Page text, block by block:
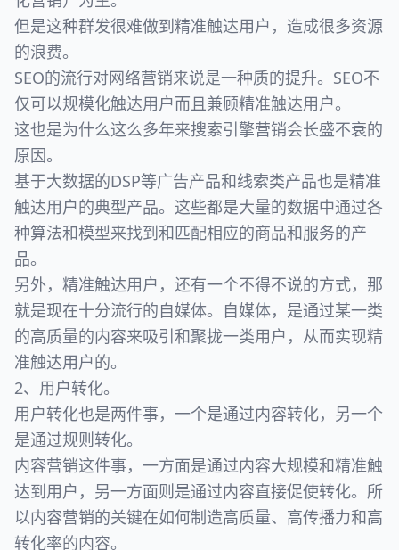
但是这种群发很难做到精准触达用户，造成很多资源
的浪费。
SEO的流行对网络营销来说是一种质的提升。SEO不
仅可以规模化触达用户而且兼顾精准触达用户。
这也是为什么这么多年来搜索引擎营销会长盛不衰的
原因。
基于大数据的DSP等广告产品和线索类产品也是精准
触达用户的典型产品。这些都是大量的数据中通过各
种算法和模型来找到和匹配相应的商品和服务的产
品。
另外，精准触达用户，还有一个不得不说的方式，那
就是现在十分流行的自媒体。自媒体，是通过某一类
的高质量的内容来吸引和聚拢一类用户，从而实现精
准触达用户的。
2、用户转化。
用户转化也是两件事，一个是通过内容转化，另一个
是通过规则转化。
内容营销这件事，一方面是通过内容大规模和精准触
达到用户，另一方面则是通过内容直接促使转化。所
以内容营销的关键在如何制造高质量、高传播力和高
转化率的内容。